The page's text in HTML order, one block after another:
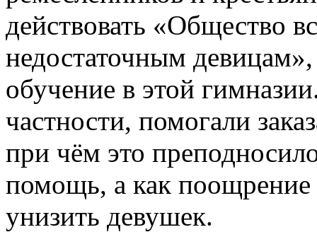
действовать «Общество
недостаточным
обучение в этой
частности, помогали
при чём это
помощь, а как поощрение
унизить девушек.